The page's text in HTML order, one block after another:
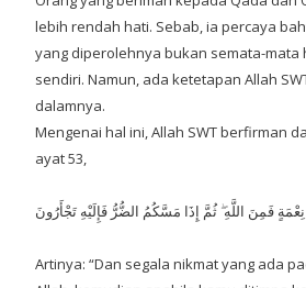
lebih rendah hati. Sebab, ia percaya
yang diperolehnya bukan semata-mata
sendiri. Namun, ada ketetapan Allah
dalamnya.
Mengenai hal ini, Allah SWT berfirman
ayat 53,
فَمِنَ اللَّهِ ۖ ثُمَّ إِذَا مَسَّكُمُ الضُّرُّ فَإِلَيْهِ تَجْأَرُونَ
Artinya: “Dan segala nikmat yang ada